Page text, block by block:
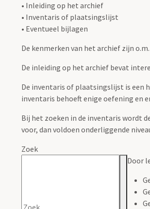
• Inleiding op het archief
• Inventaris of plaatsingslijst
• Eventueel bijlagen
De kenmerken van het archief zijn
De inleiding op het archief bevat
De inventaris of plaatsingslijst is een
inventaris behoeft enige oefening en
Bij het zoeken in de inventaris wordt
voor, dan voldoen onderliggende
Zoek
Door